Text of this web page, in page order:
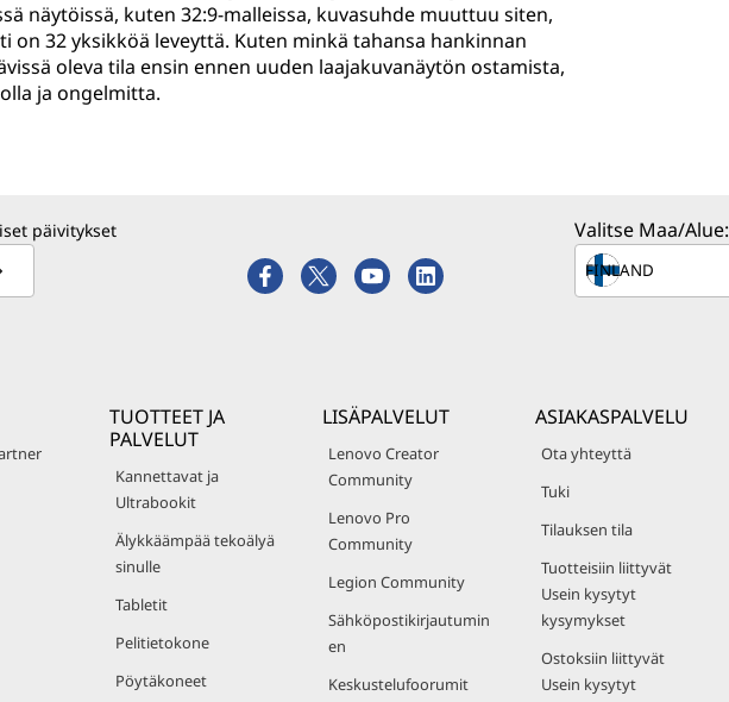
näytöissä, kuten 32:9-malleissa, kuvasuhde muuttuu siten,
32 yksikköä leveyttä. Kuten minkä tahansa hankinnan
oleva tila ensin ennen uuden laajakuvanäytön ostamista,
ja ongelmitta.
päivitykset Valitse Maa/Alue:
TUOTTEET JA
PALVELUT
Kannettavat ja
Ultrabookit
Älykkäämpää tekoälyä
sinulle
Tabletit
Pelitietokone
Pöytäkoneet
LISÄPALVELUT
Lenovo Creator
Community
Lenovo Pro
Community
Legion Community
Sähköpostikirjautumin
en
Keskustelufoorumit
ASIAKASPALVELU
Ota yhteyttä
Tuki
Tilauksen tila
Tuotteisiin liittyvät
Usein kysytyt
kysymykset
Ostoksiin liittyvät
Usein kysytyt